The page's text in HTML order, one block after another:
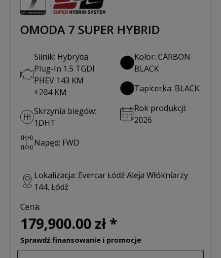
OMODA 7 SUPER HYBRID
Silnik: Hybryda
Plug-In 1.5 TGDI
PHEV 143 KM
+204 KM
Skrzynia biegów:
1DHT
Napęd: FWD
Kolor: CARBON
BLACK
Tapicerka: BLACK
Rok produkcji:
2026
Lokalizacja: Evercar Łódź Aleja Włókniarzy
144, Łódź
Cena:
179,900.00 zł *
Sprawdź finansowanie i promocje